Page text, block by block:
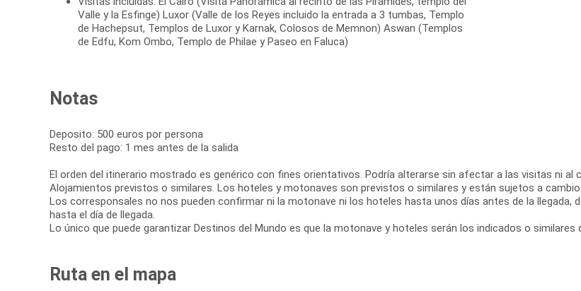
Valle y la Esfinge) Luxor (Valle de los Reyes incluido la entrada a 3 tumbas, Templo
de Hachepsut, Templos de Luxor y Karnak, Colosos de Memnon) Aswan (Templos
de Edfu, Kom Ombo, Templo de Philae y Paseo en Faluca)
Notas
Deposito: 500 euros por persona
Resto del pago: 1 mes antes de la salida
El orden del itinerario mostrado es genérico con fines orientativos. Podría alterarse sin afectar a las visitas ni al
Alojamientos previstos o similares. Los hoteles y motonaves son previstos o similares y están sujetos a cambio.
Los corresponsales no nos pueden confirmar ni la motonave ni los hoteles hasta unos días antes de la llegada,
hasta el día de llegada.
Lo único que puede garantizar Destinos del Mundo es que la motonave y hoteles serán los indicados o
Ruta en el mapa